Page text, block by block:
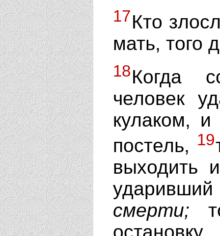
17Кто
мать, того
18Когда
человек
кулаком,
постель, 19
выходить
смерти;